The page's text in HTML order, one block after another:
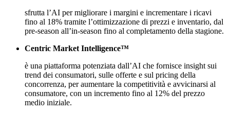
sfrutta l’AI per migliorare i margini e incrementare i ricavi
fino al 18% tramite l’ottimizzazione di prezzi e inventario, dal
pre-season all’in-season fino al completamento della stagione.
Centric Market Intelligence™
è una piattaforma potenziata dall’AI che fornisce insight sui
trend dei consumatori, sulle offerte e sul pricing della
concorrenza, per aumentare la competitività e avvicinarsi al
consumatore, con un incremento fino al 12% del prezzo
medio iniziale.